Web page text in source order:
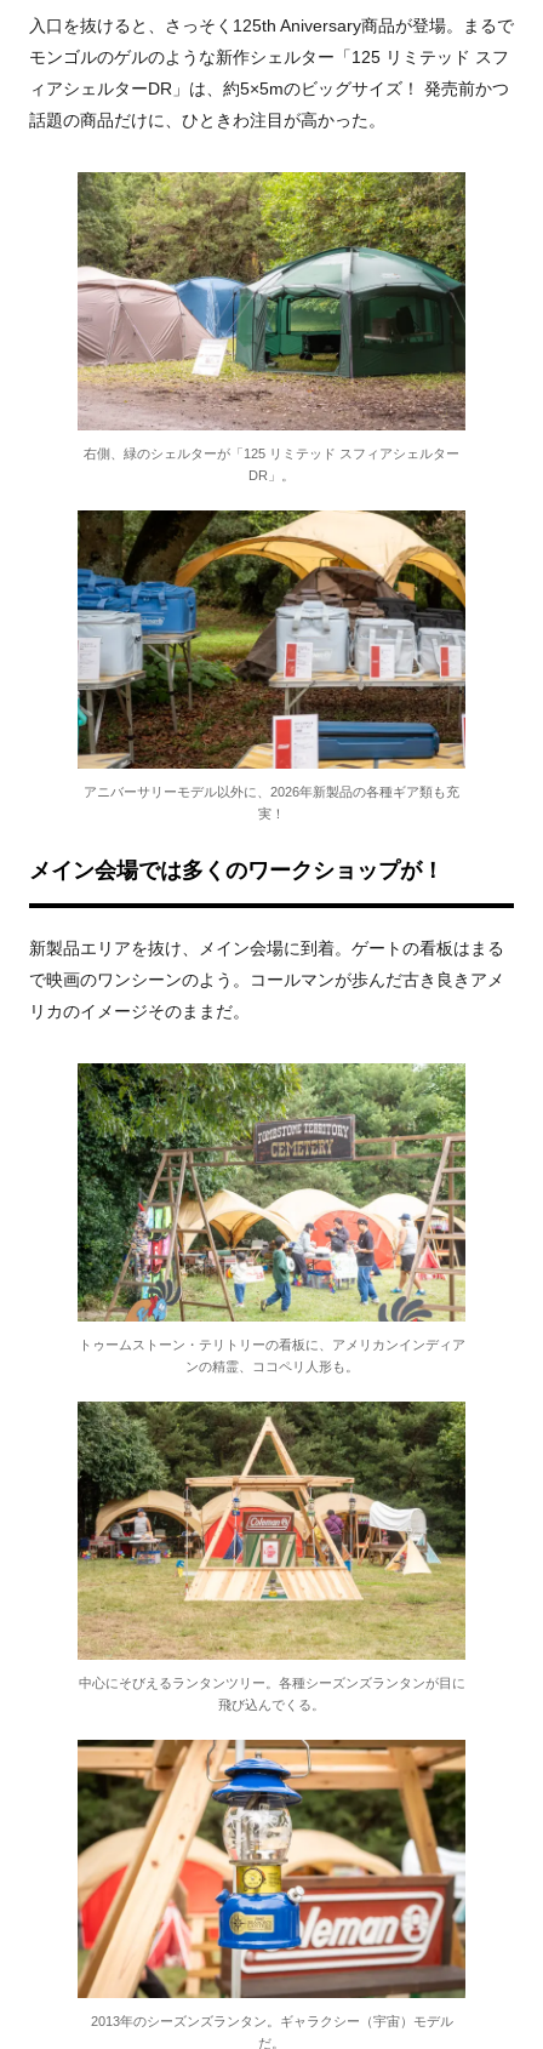
入口を抜けると、さっそく125th Aniversary商品が登場。まるで
モンゴルのゲルのような新作シェルター「125 リミテッド スフ
ィアシェルターDR」は、約5×5mのビッグサイズ！ 発売前かつ
話題の商品だけに、ひときわ注目が高かった。
右側、緑のシェルターが「125 リミテッド スフィアシェルター
DR」。
アニバーサリーモデル以外に、2026年新製品の各種ギア類も充
実！
メイン会場では多くのワークショップが！
新製品エリアを抜け、メイン会場に到着。ゲートの看板はまる
で映画のワンシーンのよう。コールマンが歩んだ古き良きアメ
リカのイメージそのままだ。
トゥームストーン・テリトリーの看板に、アメリカンインディア
ンの精霊、ココペリ人形も。
中心にそびえるランタンツリー。各種シーズンズランタンが目に
飛び込んでくる。
2013年のシーズンズランタン。ギャラクシー（宇宙）モデル
だ。